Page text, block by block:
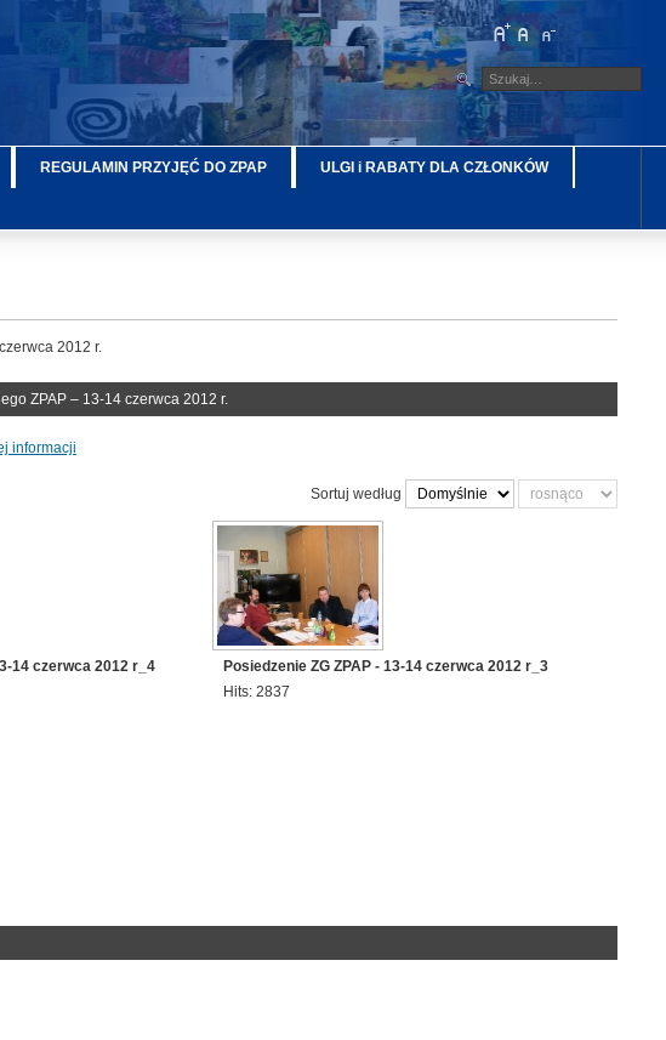
REGULAMIN PRZYJĘĆ DO ZPAP ULGI i RABATY DLA CZŁONKÓW
2012 r.
ZPAP – 13-14 czerwca 2012 r.
informacji
Sortuj według
14 czerwca 2012 r_4
Posiedzenie ZG ZPAP - 13-14 czerwca 2012 r_3
Hits: 2837